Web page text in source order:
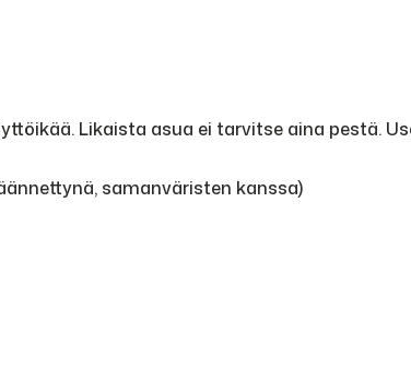
Likaista asua ei tarvitse aina pestä.
samanväristen kanssa)